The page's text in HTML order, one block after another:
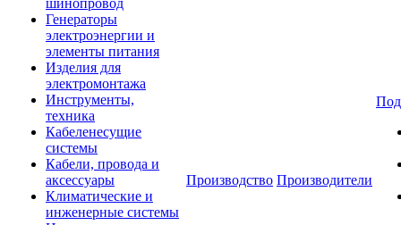
шинопровод
Генераторы
электроэнергии и
элементы питания
Изделия для
электромонтажа
Инструменты,
техника
Кабеленесущие
системы
Кабели, провода и
аксессуары
Климатические и
инженерные системы
Производство Производители